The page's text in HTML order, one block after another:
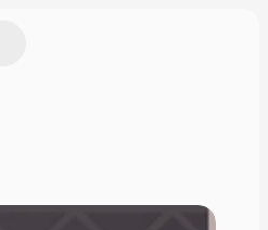
por imagem